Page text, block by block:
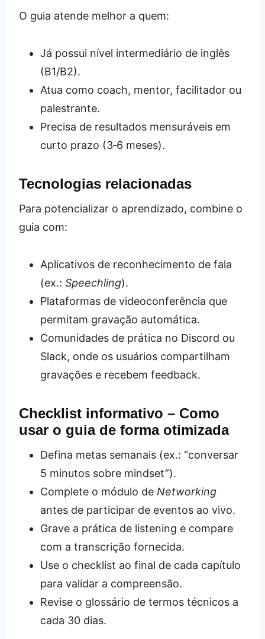
O guia atende melhor a quem:
Já possui nível intermediário de inglês
(B1/B2).
Atua como coach, mentor, facilitador ou
palestrante.
Precisa de resultados mensuráveis em
curto prazo (3‑6 meses).
Tecnologias relacionadas
Para potencializar o aprendizado, combine o
guia com:
Aplicativos de reconhecimento de fala
(ex.: Speechling).
Plataformas de videoconferência que
permitam gravação automática.
Comunidades de prática no Discord ou
Slack, onde os usuários compartilham
gravações e recebem feedback.
Checklist informativo – Como
usar o guia de forma otimizada
Defina metas semanais (ex.: “conversar
5 minutos sobre mindset”).
Complete o módulo de Networking
antes de participar de eventos ao vivo.
Grave a prática de listening e compare
com a transcrição fornecida.
Use o checklist ao final de cada capítulo
para validar a compreensão.
Revise o glossário de termos técnicos a
cada 30 dias.